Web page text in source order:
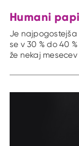
Humani
Je najpogostejša
se v 30 % do 40
že nekaj